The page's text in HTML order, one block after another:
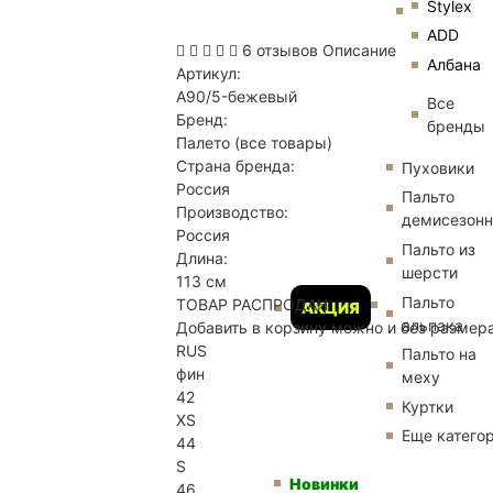
Stylex
ADD
Албана
Все
бренды
АКЦИЯ
Пуховики
Пальто
Пальто из
шерсти
Пальто
альпака
Пальто на
меху
Куртки
Еще
Новинки
6 отзывов Описание
Артикул:
A90/5-бежевый
Бренд:
Палето (все товары)
Страна бренда:
Россия
Производство:
Россия
Длина:
113 см
ТОВАР РАСПРОДАН
Добавить в корзину можно и без
RUS
фин
42
XS
44
S